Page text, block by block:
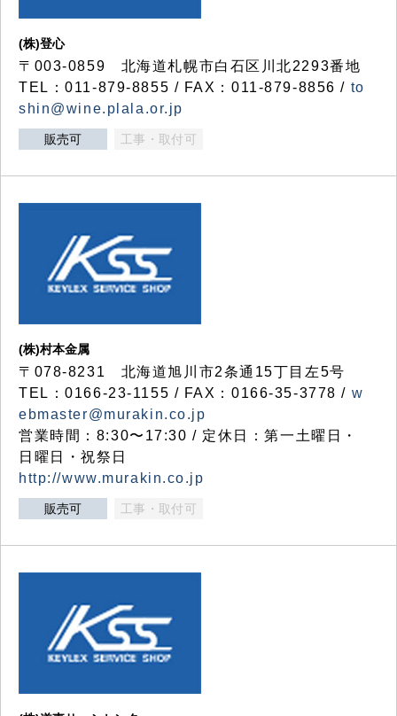
(株)登心
〒003-0859 北海道札幌市白石区川北2293番地
TEL：011-879-8855 / FAX：011-879-8856 / to
shin@wine.plala.or.jp
販売可 工事・取付可
(株)村本金属
〒078-8231 北海道旭川市2条通15丁目左5号
TEL：0166-23-1155 / FAX：0166-35-3778 / w
ebmaster@murakin.co.jp
営業時間：8:30〜17:30 / 定休日：第一土曜日・
日曜日・祝祭日
http://www.murakin.co.jp
販売可 工事・取付可